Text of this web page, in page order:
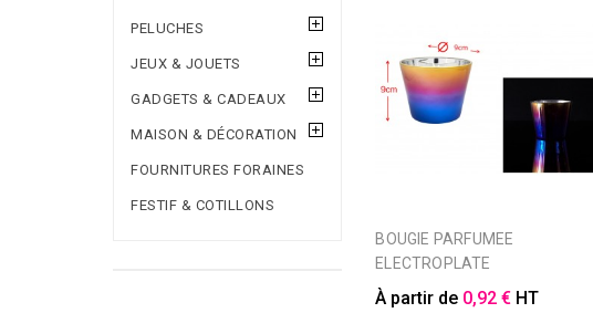
PELUCHES
JEUX & JOUETS
GADGETS & CADEAUX
MAISON & DÉCORATION
FOURNITURES FORAINES
FESTIF & COTILLONS
BOUGIE PARFUMEE
ELECTROPLATE
À partir de 0,92 € HT